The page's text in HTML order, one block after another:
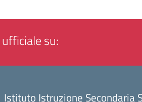
su:
Istituto Istruzione Secondaria